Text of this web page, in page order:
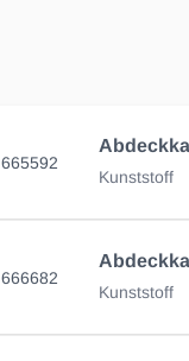
665592
Kunststoff
666682
Kunststoff